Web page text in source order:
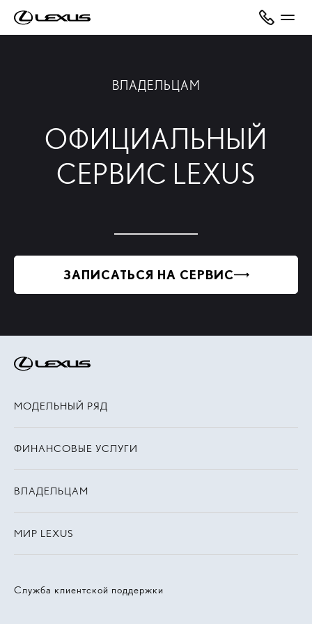
ВЛАДЕЛЬЦАМ
ОФИЦИАЛЬНЫЙ
СЕРВИС LEXUS
ЗАПИСАТЬСЯ НА СЕРВИС
Служба клиентской поддержки
МОДЕЛЬНЫЙ РЯД
ФИНАНСОВЫЕ УСЛУГИ
ВЛАДЕЛЬЦАМ
МИР LEXUS